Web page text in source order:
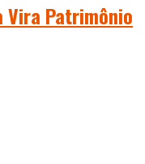
Vira Patrimônio